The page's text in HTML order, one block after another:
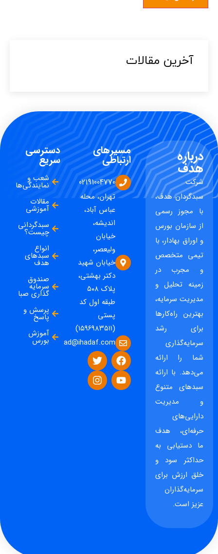
آخرین مقالات​
درباره
هدف
شرکت
سبدگردان هدف،
با مجوز رسمی
از سازمان بورس
و اوراق بهادار، با
تیمی متخصص
و مجرب در
زمینه تحلیل و
مدیریت سرمایه،
بهترین راه‌کارها
برای رشد
سرمایه‌گذاری
شما را ارائه
می‌دهد. با ارائه
سبدهای متنوع
و مدیریت
دارایی‌های
حرفه‌ای، هدف
ما دستیابی به
حداکثر سود و
خلق ارزش برای
سرمایه‌گذاران
عزیز است.
مسیرهای
ارتباطی
02191004770
تهران، محله
عباس آباد،
اندیشه،
خیابان
ولیعصر،
خیابان شهید
دکتر بهشتی،
پلاک ۵۰۸
طبقه اول کد
پستی
(۱۵۹۶۹۸۳۵۱۱)
ad@ihadaf.com
دسترسی
سریع
شعب و
نمایندگی‌ها
مقالات
آموزشی
سبدگردانی
چیست؟
انواع
سبدهای
هدف
صندوق
سرمایه
گذاری صبا
پرسش و
پاسخ
آموزش
بورس